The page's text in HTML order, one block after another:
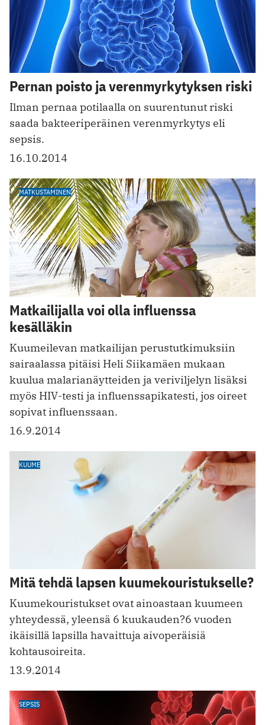
Pernan poisto ja verenmyrkytyksen riski
Ilman pernaa potilaalla on suurentunut riski
saada bakteeriperäinen verenmyrkytys eli
sepsis.
16.10.2014
MATKUSTAMINEN
Matkailijalla voi olla influenssa
kesälläkin
Kuumeilevan matkailijan perustutkimuksiin
sairaalassa pitäisi Heli Siikamäen mukaan
kuulua malarianäytteiden ja veriviljelyn lisäksi
myös HIV-testi ja influenssapikatesti, jos oireet
sopivat influenssaan.
16.9.2014
KUUME
Mitä tehdä lapsen kuumekouristukselle?
Kuumekouristukset ovat ainoastaan kuumeen
yhteydessä, yleensä 6 kuukauden?6 vuoden
ikäisillä lapsilla havaittuja aivoperäisiä
kohtausoireita.
13.9.2014
SEPSIS